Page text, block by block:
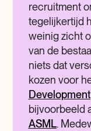
recruitment
tegelijkertijd
weinig zicht
van de
niets dat
kozen voor
bijvoorbeeld
ASML.